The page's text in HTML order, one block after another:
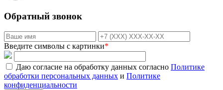
Обратный звонок
Введите символы с картинки*
Даю согласие на обработку данных согласно Политике
обработки персональных данных и Политике
конфиденциальности